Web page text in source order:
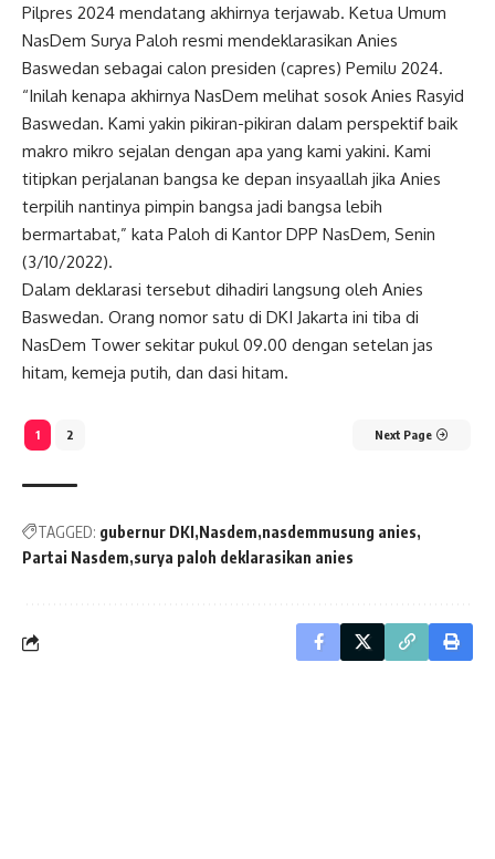
Pilpres 2024 mendatang akhirnya terjawab. Ketua Umum
NasDem Surya Paloh resmi mendeklarasikan Anies
Baswedan sebagai calon presiden (capres) Pemilu 2024.
“Inilah kenapa akhirnya NasDem melihat sosok Anies Rasyid
Baswedan. Kami yakin pikiran-pikiran dalam perspektif baik
makro mikro sejalan dengan apa yang kami yakini. Kami
titipkan perjalanan bangsa ke depan insyaallah jika Anies
terpilih nantinya pimpin bangsa jadi bangsa lebih
bermartabat,” kata Paloh di Kantor DPP NasDem, Senin
(3/10/2022).
Dalam deklarasi tersebut dihadiri langsung oleh Anies
Baswedan. Orang nomor satu di DKI Jakarta ini tiba di
NasDem Tower sekitar pukul 09.00 dengan setelan jas
hitam, kemeja putih, dan dasi hitam.
1 2 Next Page
TAGGED: gubernur DKI Nasdem nasdemmusung anies
Partai Nasdem surya paloh deklarasikan anies